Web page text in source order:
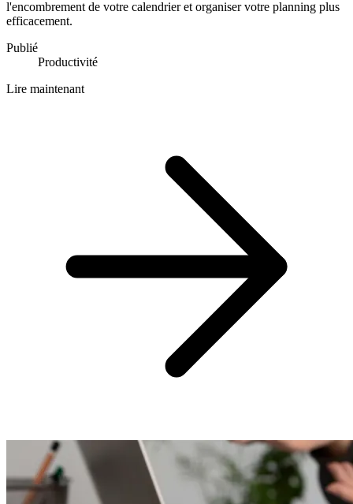
l'encombrement de votre calendrier et organiser votre planning plus
efficacement.
Publié
Productivité
Lire maintenant